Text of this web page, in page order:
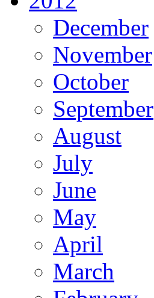
December
November
October
September
August
July
June
May
April
March